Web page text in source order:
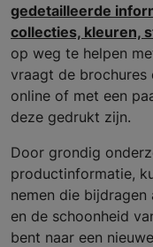
gedetailleerde
collecties, kleuren,
op weg te helpen
vraagt de brochures
online of met een
deze gedrukt zijn.
Door grondig
productinformatie,
nemen die
en de schoonheid
bent naar een